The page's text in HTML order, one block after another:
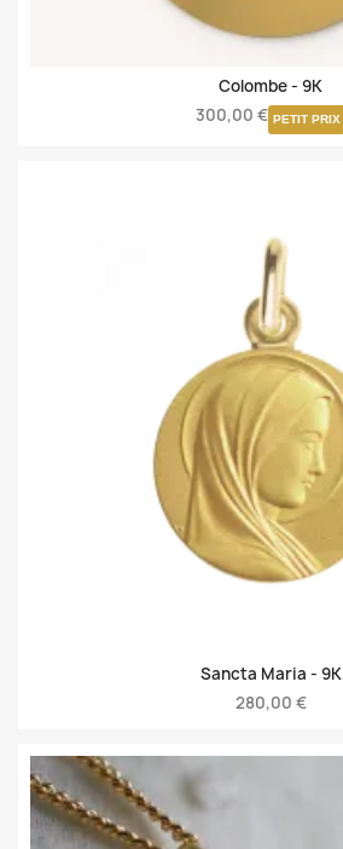
Colombe - 9K
300,00 € PETIT PRIX
Sancta Maria - 9K
280,00 €